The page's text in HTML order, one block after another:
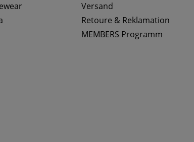
Versand
Retoure & Reklamation
MEMBERS Programm